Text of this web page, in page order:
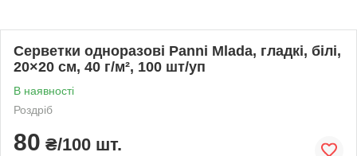
Серветки одноразові Panni Mlada, гладкі, білі,
20×20 см, 40 г/м², 100 шт/уп
В наявності
Роздріб
80 ₴/100 шт.